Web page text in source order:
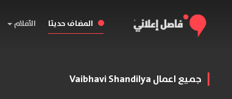
المضاف حديثا الأفلام
جميع اعمال Vaibhavi Shandilya